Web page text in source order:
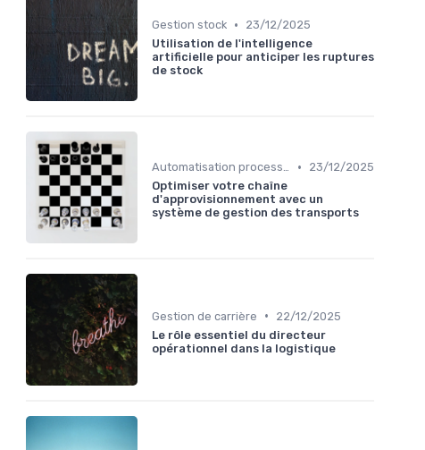
Gestion stock •
23/12/2025
Utilisation de l'intelligence
artificielle pour anticiper les ruptures
de stock
Automatisation processus •
23/12/2025
Optimiser votre chaîne
d'approvisionnement avec un
système de gestion des transports
Gestion de carrière •
22/12/2025
Le rôle essentiel du directeur
opérationnel dans la logistique